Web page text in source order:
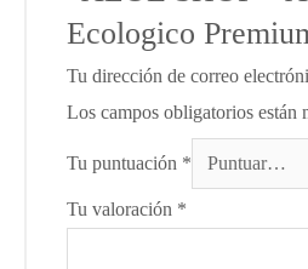
Ecologico
Tu dirección de correo
Los campos obligatorios están
Tu puntuación *
Tu valoración *